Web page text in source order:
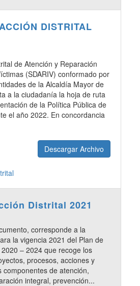
DISTRITAL
de Atención y Reparación
(SDARIV) conformado por
de la Alcaldía Mayor de
a la ciudadanía la hoja de ruta
de la Política Pública de
el año 2022. En concordancia
Descargar Archivo
Distrital 2021
corresponde a la
la vigencia 2021 del Plan de
– 2024 que recoge los
procesos, acciones y
componentes de atención,
integral, prevención...